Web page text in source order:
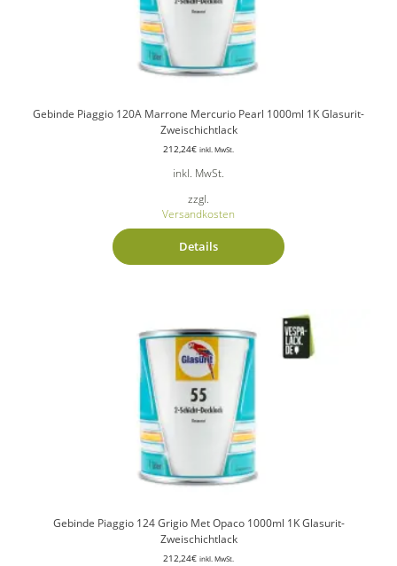
Gebinde Piaggio 120A Marrone Mercurio Pearl 1000ml 1K Glasurit-
Zweischichtlack
212,24€ inkl. MwSt.
inkl. MwSt.
zzgl.
Versandkosten
Details
Gebinde Piaggio 124 Grigio Met Opaco 1000ml 1K Glasurit-
Zweischichtlack
212,24€ inkl. MwSt.